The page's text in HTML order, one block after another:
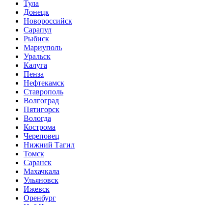
Тула
Донецк
Новороссийск
Сарапул
Рыбиск
Мариуполь
Уральск
Калуга
Пенза
Нефтекамск
Ставрополь
Волгоград
Пятигорск
Вологда
Кострома
Череповец
Нижний Тагил
Томск
Саранск
Махачкала
Ульяновск
Ижевск
Оренбург